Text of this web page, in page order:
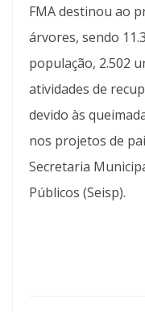
FMA destinou ao
árvores, sendo
população, 2.502
atividades de
devido às
nos projetos de
Secretaria
Públicos (Seisp).